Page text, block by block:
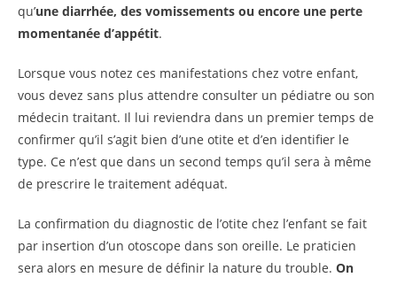
qu’une diarrhée, des vomissements ou encore une perte
momentanée d’appétit.
Lorsque vous notez ces manifestations chez votre enfant,
vous devez sans plus attendre consulter un pédiatre ou son
médecin traitant. Il lui reviendra dans un premier temps de
confirmer qu’il s’agit bien d’une otite et d’en identifier le
type. Ce n’est que dans un second temps qu’il sera à même
de prescrire le traitement adéquat.
La confirmation du diagnostic de l’otite chez l’enfant se fait
par insertion d’un otoscope dans son oreille. Le praticien
sera alors en mesure de définir la nature du trouble. On